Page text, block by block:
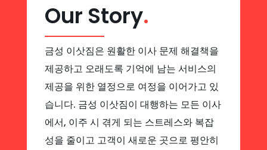
Our Story.
금성 이삿짐은 원활한 이사 문제 해결책을
제공하고 오래도록 기억에 남는 서비스의
제공을 위한 열정으로 여정을 이어가고 있
습니다. 금성 이삿짐이 대행하는 모든 이사
에서, 이주 시 겪게 되는 스트레스와 복잡
성을 줄이고 고객이 새로운 곳으로 평안히